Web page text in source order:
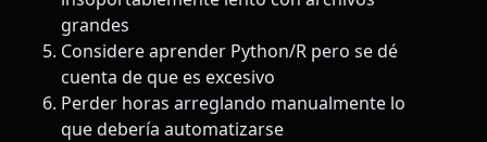
grandes
Considere aprender Python/R pero se dé
cuenta de que es excesivo
Perder horas arreglando manualmente lo
que debería automatizarse